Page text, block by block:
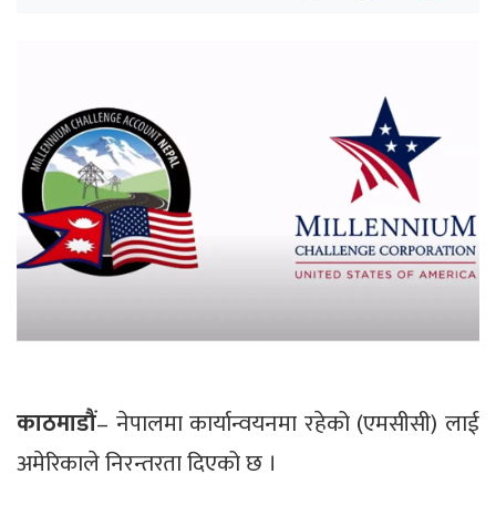
काठमाडौं– नेपालमा कार्यान्वयनमा रहेको (एमसीसी) लाई
अमेरिकाले निरन्तरता दिएको छ ।